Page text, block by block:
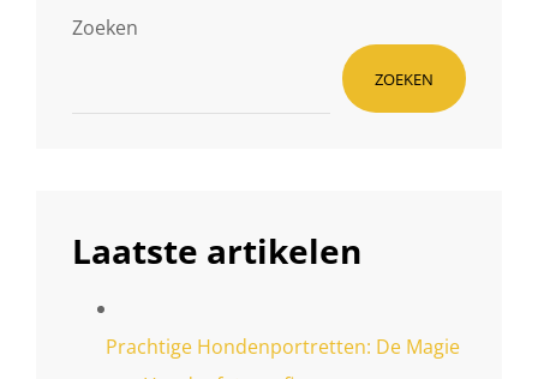
Zoeken
ZOEKEN
Laatste artikelen
Prachtige Hondenportretten: De Magie